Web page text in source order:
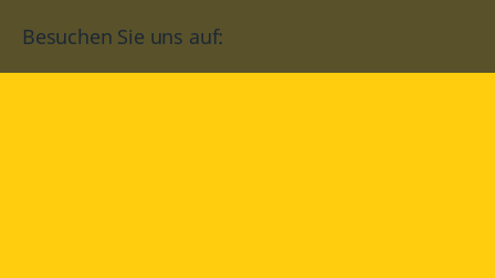
Besuchen Sie uns auf: